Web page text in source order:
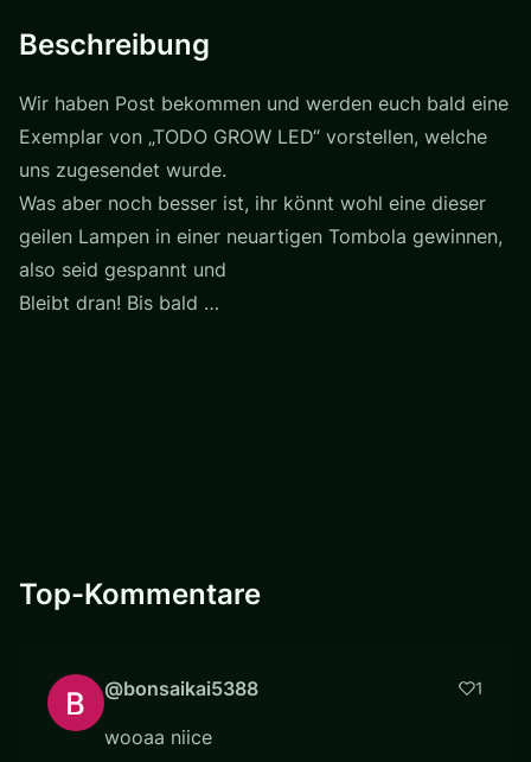
Beschreibung
Wir haben Post bekommen und werden euch bald eine
Exemplar von „TODO GROW LED“ vorstellen, welche
uns zugesendet wurde.
Was aber noch besser ist, ihr könnt wohl eine dieser
geilen Lampen in einer neuartigen Tombola gewinnen,
also seid gespannt und
Bleibt dran! Bis bald …
Top-Kommentare
@bonsaikai5388 1
wooaa niice